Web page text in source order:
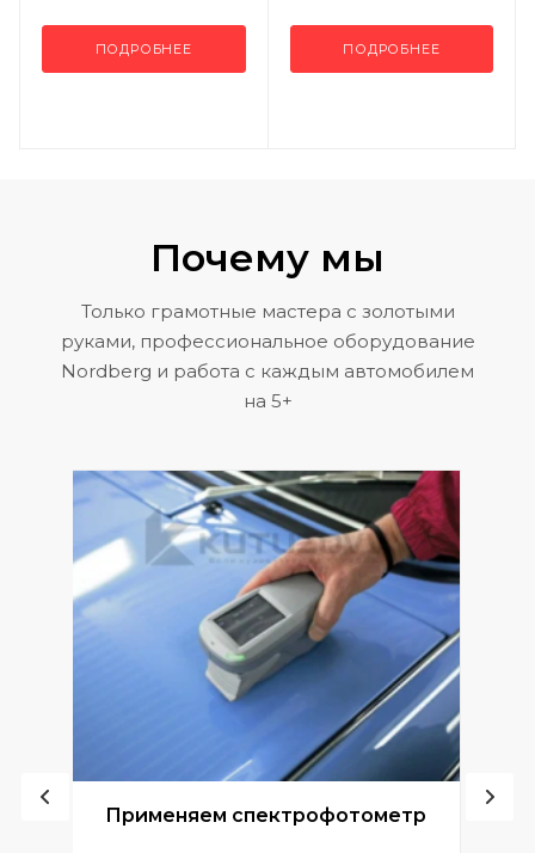
ПОДРОБНЕЕ ПОДРОБНЕЕ
Почему мы
Только грамотные мастера с золотыми
руками, профессиональное оборудование
Nordberg и работа с каждым автомобилем
на 5+
Применяем спектрофотометр